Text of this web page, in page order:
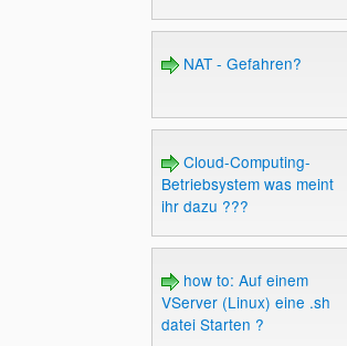
NAT - Gefahren?
Cloud-Computing-
Betriebsystem was meint
ihr dazu ???
how to: Auf einem
VServer (Linux) eine .sh
datei Starten ?